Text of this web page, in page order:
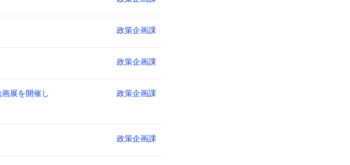
政策企画課
政策企画課
展を開催し
政策企画課
政策企画課